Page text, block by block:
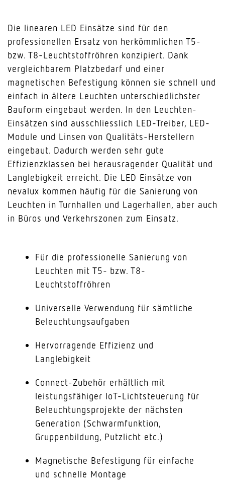
Die linearen LED Einsätze sind für den
professionellen Ersatz von herkömmlichen T5-
bzw. T8-Leuchtstoffröhren konzipiert. Dank
vergleichbarem Platzbedarf und einer
magnetischen Befestigung können sie schnell und
einfach in ältere Leuchten unterschiedlichster
Bauform eingebaut werden. In den Leuchten-
Einsätzen sind ausschliesslich LED-Treiber, LED-
Module und Linsen von Qualitäts-Herstellern
eingebaut. Dadurch werden sehr gute
Effizienzklassen bei herausragender Qualität und
Langlebigkeit erreicht. Die LED Einsätze von
nevalux kommen häufig für die Sanierung von
Leuchten in Turnhallen und Lagerhallen, aber auch
in Büros und Verkehrszonen zum Einsatz.
Für die professionelle Sanierung von
Leuchten mit T5- bzw. T8-
Leuchtstoffröhren
Universelle Verwendung für sämtliche
Beleuchtungsaufgaben
Hervorragende Effizienz und
Langlebigkeit
Connect-Zubehör erhältlich mit
leistungsfähiger IoT-Lichtsteuerung für
Beleuchtungsprojekte der nächsten
Generation (Schwarmfunktion,
Gruppenbildung, Putzlicht etc.)
Magnetische Befestigung für einfache
und schnelle Montage